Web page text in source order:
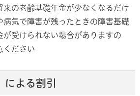
の老齢基礎年金が少なくなるだけ
病気で障害が残ったときの障害基礎
が受けられない場合がありますの
ください
よる割引